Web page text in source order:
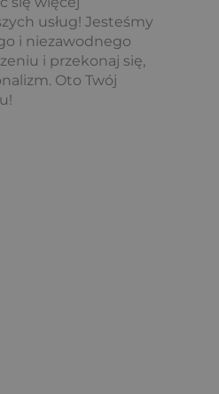
usług! Jesteśmy
i niezawodnego
i przekonaj się,
Oto Twój